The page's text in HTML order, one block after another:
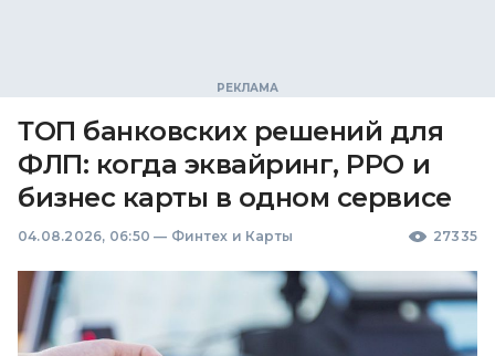
ТОП банковских решений для
ФЛП: когда эквайринг, РРО и
бизнес карты в одном сервисе
04.08.2026, 06:50 — Финтех и Карты 27335